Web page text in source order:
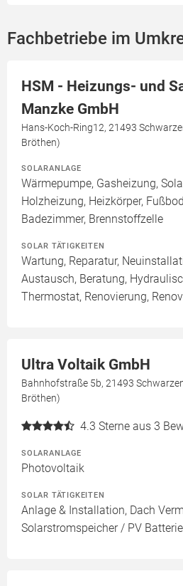
Fachbetriebe im
HSM - Heizungs- und
Manzke GmbH
Hans-Koch-Ring12, 21493
Bröthen)
SOLARANLAGE
Wärmepumpe, Gasheizung,
Holzheizung, Heizkörper,
Badezimmer, Brennstoffzelle
SOLAR TÄTIGKEITEN
Wartung, Reparatur,
Austausch, Beratung,
Thermostat, Renovierung,
Ultra Voltaik GmbH
Bahnhofstraße 5b, 21493
Bröthen)
4.3 Sterne aus 3
SOLARANLAGE
Photovoltaik
SOLAR TÄTIGKEITEN
Anlage & Installation, Dach
Solarstromspeicher / PV Batterie